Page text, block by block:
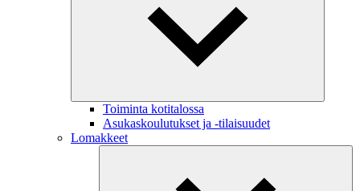
Toiminta kotitalossa
Asukaskoulutukset ja -tilaisuudet
Lomakkeet